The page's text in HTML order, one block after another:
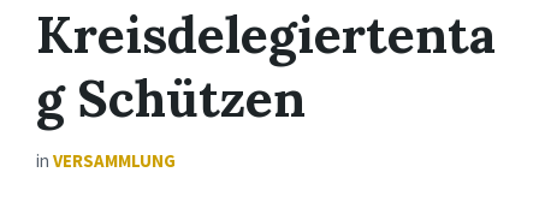
Kreisdelegiertenta
g Schützen
in VERSAMMLUNG